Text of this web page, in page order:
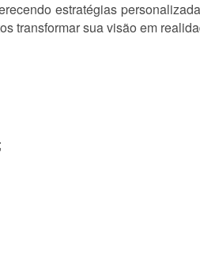
estratégias
transformar sua visão em